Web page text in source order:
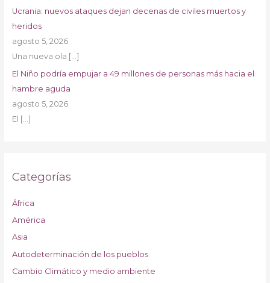
Ucrania: nuevos ataques dejan decenas de civiles muertos y
heridos
agosto 5, 2026
Una nueva ola […]
El Niño podría empujar a 49 millones de personas más hacia el
hambre aguda
agosto 5, 2026
El […]
Categorías
África
América
Asia
Autodeterminación de los pueblos
Cambio Climático y medio ambiente